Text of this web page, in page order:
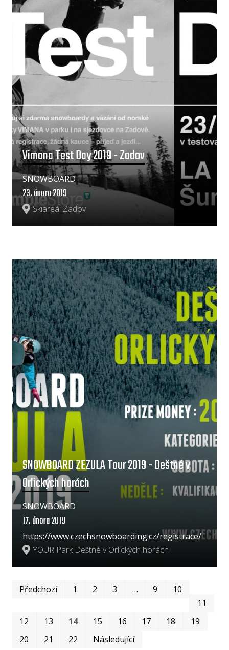
Vimana Test Day 2019 - Zadov
Skiareál Zadov
23. února 2019
SNOWBOARD
SNOWBOARD ZEZULA Tour 2019 - Deštné v
Orlických horách
YOUR Park Deštné v Orlických horách
https://www.czechsnowboarding.cz/registrace/
17. února 2019
SNOWBOARD
Předchozí 1 2 3 … 9
10
11
12
13 14 15 16 17 18
19
20
21 22 Následující